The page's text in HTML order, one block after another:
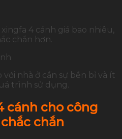
4 cánh giá bao nhiêu,
chắn hơn.
nhà ở cần sự bền bỉ và ít
trình sử dụng.
cánh cho công
chắn